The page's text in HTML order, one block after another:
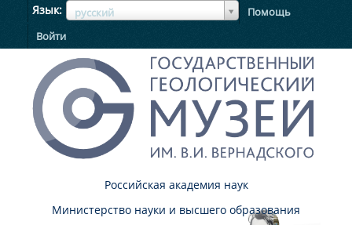
Язык русский
ЯзыкЯзык
Помощь
Войти
Российская академия наук
Министерство науки и высшего образования